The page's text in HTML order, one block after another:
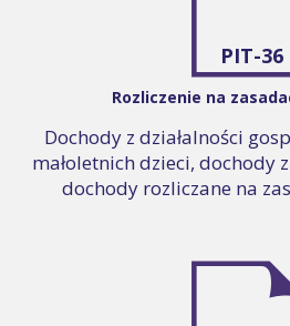
PIT-36
Rozliczenie na
Dochody z działalności
małoletnich dzieci, dochody
dochody rozliczane na